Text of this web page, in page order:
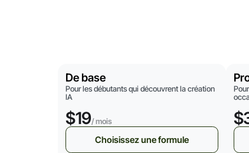
De base
Pour les débutants qui découvrent la création
IA
$19/ mois
Choisissez une formule